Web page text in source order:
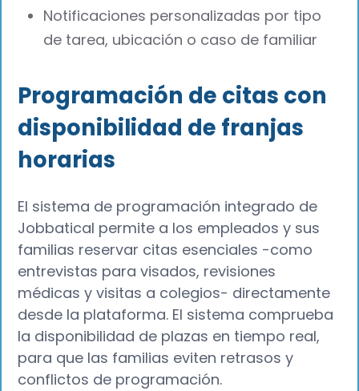
Notificaciones personalizadas por tipo
de tarea, ubicación o caso de familiar
Programación de citas con
disponibilidad de franjas
horarias
El sistema de programación integrado de
Jobbatical permite a los empleados y sus
familias reservar citas esenciales -como
entrevistas para visados, revisiones
médicas y visitas a colegios- directamente
desde la plataforma. El sistema comprueba
la disponibilidad de plazas en tiempo real,
para que las familias eviten retrasos y
conflictos de programación.